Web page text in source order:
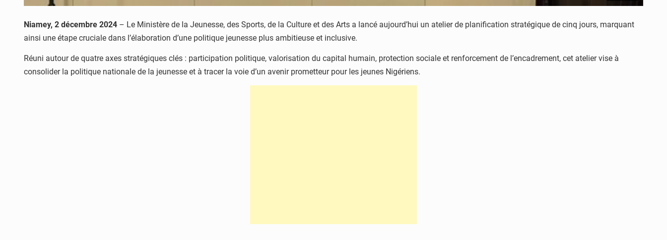
Niamey, 2 décembre 2024 – Le Ministère de la Jeunesse, des Sports, de la Culture et des Arts a lancé aujourd’hui un atelier de planification stratégique de cinq jours, marquant
ainsi une étape cruciale dans l’élaboration d’une politique jeunesse plus ambitieuse et inclusive.
Réuni autour de quatre axes stratégiques clés : participation politique, valorisation du capital humain, protection sociale et renforcement de l’encadrement, cet atelier vise à
consolider la politique nationale de la jeunesse et à tracer la voie d’un avenir prometteur pour les jeunes Nigériens.